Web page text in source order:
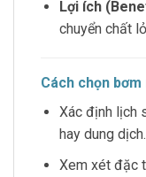
Lợi ích
chuyển chất
Cách chọn
Xác định lịch
hay dung dịch.
Xem xét đặc